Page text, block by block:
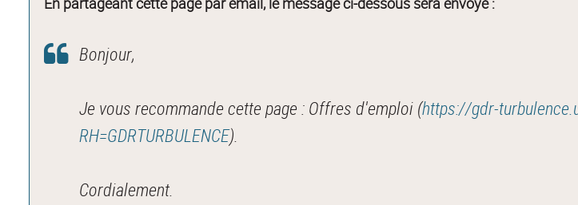
Bonjour,
Je vous recommande cette page : Offres d'emploi (https://gdr-
RH=GDRTURBULENCE).
Cordialement.